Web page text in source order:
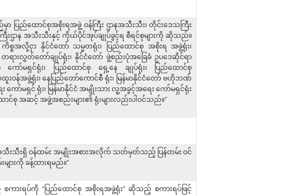
ပြည်ထောင်စုအစိုးရအဖွဲ့ ဝန်ကြီး ဌာနအသီးသီး၊ တိုင်းဒေသကြီး
ဌာန အသီးသီးနှင့် ကိုယ်ပိုင်အုပ်ချုပ်ခွင့်ရ စီရင်စုများကို ဆိုသည်။
စအလို့ငှာ နိုင်ငံတော် သမ္မတရုံး၊ ပြည်ထောင်စု အစိုးရ အဖွဲ့ရုံး၊
ရားလွှတ်တော်ချုပ်ရုံး၊ နိုင်ငံတော် ဖွဲ့စည်းပုံအခြေခံ ဥပဒေဆိုင်ရာ
ကော်မရှင်ရုံး၊ ပြည်ထောင်စု ရှေ့နေ ချုပ်ရုံး၊ ပြည်ထောင်စု
ထူးဝန်အဖွဲ့ရုံး၊ နေပြည်တော်ကောင်စီ ရုံး၊ မြန်မာနိုင်ငံတော် ဗဟိုဘဏ်
ော်မရှင် ရုံး၊ မြန်မာနိုင်ငံ အမျိုးသား လူ့အခွင့်အရေး ကော်မရှင်ရုံး
င်စု အဆင့် အဖွဲ့အစည်းများ၏ ရုံးများလည်းပါဝင်သည်။”
းသီးရှိ ဝန်ထမ်း အမျိုးအစားအလိုက် သတ်မှတ်သည့် ပြန်တမ်း ဝင်
ားကို ခန့်ထားရမည်။”
ကားရပ်ကို “ပြည်ထောင်စု အစိုးရအဖွဲ့ရုံး” ဆိုသည့် စကားရပ်ဖြင့်